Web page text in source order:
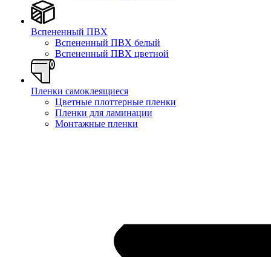
Вспененный ПВХ
Вспененный ПВХ белый
Вспененный ПВХ цветной
Пленки самоклеящиеся
Цветные плоттерные пленки
Пленки для ламинации
Монтажные пленки